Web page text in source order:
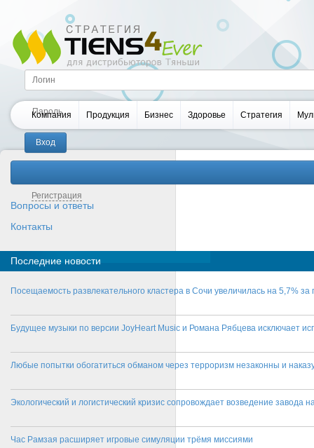
Регистрация
Компания Продукция Бизнес Здоровье Стратегия
Вопросы и ответы
Контакты
Последние новости
Посещаемость развлекательного кластера в Сочи увеличилась на 5,7% за
Будущее музыки по версии JoyHeart Music и Романа Рябцева исключает
Любые попытки обогатиться обманом через терроризм незаконны и
Экологический и логистический кризис сопровождает возведение завода
Час Рамзая расширяет игровые симуляции трёмя миссиями